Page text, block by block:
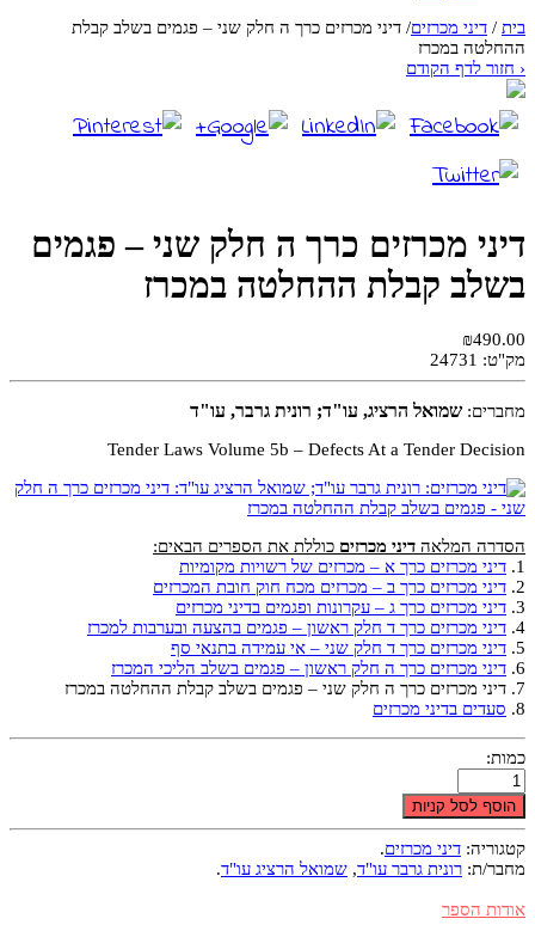
בית / דיני מכרזים/ דיני מכרזים כרך ה חלק שני – פגמים בשלב קבלת
ההחלטה במכרז
‹ חזור לדף הקודם
דיני מכרזים כרך ה חלק שני – פגמים
בשלב קבלת ההחלטה במכרז
₪490.00
מק"ט: 24731
מחברים: שמואל הרציג, עו"ד; רונית גרבר, עו"ד
Tender Laws Volume 5b – Defects At a Tender Decision
הסדרה המלאה דיני מכרזים כוללת את הספרים הבאים:
1. דיני מכרזים כרך א – מכרזים של רשויות מקומיות
2. דיני מכרזים כרך ב – מכרזים מכח חוק חובת המכרזים
3. דיני מכרזים כרך ג – עקרונות ופגמים בדיני מכרזים
4. דיני מכרזים כרך ד חלק ראשון – פגמים בהצעה ובערבות למכרז
5. דיני מכרזים כרך ד חלק שני – אי עמידה בתנאי סף
6. דיני מכרזים כרך ה חלק ראשון – פגמים בשלב הליכי המכרז
7. דיני מכרזים כרך ה חלק שני – פגמים בשלב קבלת ההחלטה במכרז
8. סעדים בדיני מכרזים
כמות:
הוסף לסל קניות
קטגוריה: דיני מכרזים.
מחבר/ת: רונית גרבר עו"ד, שמואל הרציג עו"ד.
אודות הספר